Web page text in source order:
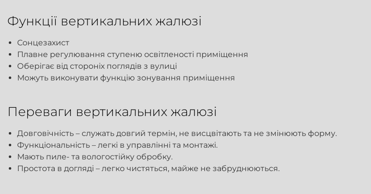
Функції вертикальних жалюзі
Сонцезахист
Плавне регулювання ступеню освітленості приміщення
Оберігає від стороніх поглядів з вулиці
Можуть виконувати функцію зонування приміщення
Переваги вертикальних жалюзі
Довговічність – служать довгий термін, не висцвітають та не змінюють форму.
Функціональність – легкі в управлінні та монтажі.
Мають пиле- та вологостійку обробку.
Простота в догляді – легко чистяться, майже не забруднюються.